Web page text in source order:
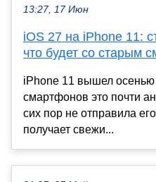
13:27, 17 Июн
iOS 27 на iPhone 11:
что будет со старым
iPhone 11 вышел осенью
смартфонов это почти
сих пор не отправила
получает свежи...